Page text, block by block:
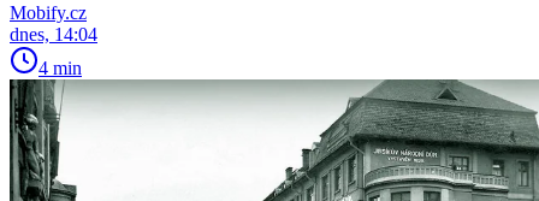
Mobify.cz
dnes, 14:04
4 min